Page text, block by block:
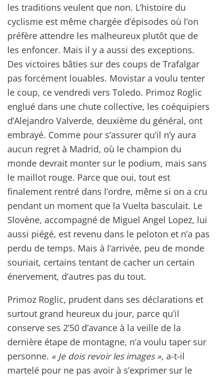
les traditions veulent que non. L’histoire du
cyclisme est même chargée d’épisodes où l’on
préfère attendre les malheureux plutôt que de
les enfoncer. Mais il y a aussi des exceptions.
Des victoires bâties sur des coups de Trafalgar
pas forcément louables. Movistar a voulu tenter
le coup, ce vendredi vers Toledo. Primoz Roglic
englué dans une chute collective, les coéquipiers
d’Alejandro Valverde, deuxième du général, ont
embrayé. Comme pour s’assurer qu’il n’y aura
aucun regret à Madrid, où le champion du
monde devrait monter sur le podium, mais sans
le maillot rouge. Parce que oui, tout est
finalement rentré dans l’ordre, même si on a cru
pendant un moment que la Vuelta basculait. Le
Slovène, accompagné de Miguel Angel Lopez, lui
aussi piégé, est revenu dans le peloton et n’a pas
perdu de temps. Mais à l’arrivée, peu de monde
souriait, certains tentant de cacher un certain
énervement, d’autres pas du tout.
Primoz Roglic, prudent dans ses déclarations et
surtout grand heureux du jour, parce qu’il
conserve ses 2’50 d’avance à la veille de la
dernière étape de montagne, n’a voulu taper sur
personne. « Je dois revoir les images », a-t-il
martelé pour ne pas avoir à s’exprimer sur le